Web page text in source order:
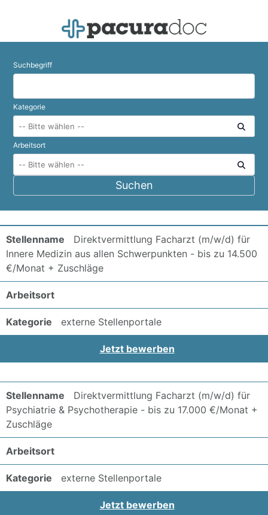
Suchbegriff
Kategorie
Arbeitsort
Direktvermittlung Facharzt (m/w/d) für
Innere Medizin aus allen Schwerpunkten - bis zu 14.500
€/Monat + Zuschläge
externe Stellenportale
Jetzt bewerben
Direktvermittlung Facharzt (m/w/d) für
Psychiatrie & Psychotherapie - bis zu 17.000 €/Monat +
Zuschläge
externe Stellenportale
Jetzt bewerben